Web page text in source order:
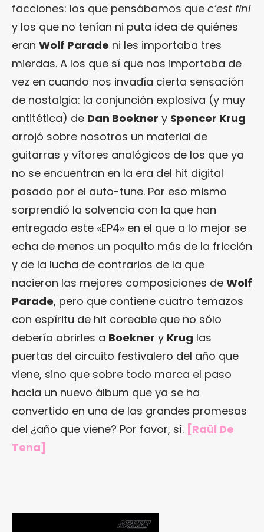
facciones: los que pensábamos que c’est fini
y los que no tenían ni puta idea de quiénes
eran Wolf Parade ni les importaba tres
mierdas. A los que sí que nos importaba de
vez en cuando nos invadía cierta sensación
de nostalgia: la conjunción explosiva (y muy
antitética) de Dan Boekner y Spencer Krug
arrojó sobre nosotros un material de
guitarras y vítores analógicos de los que ya
no se encuentran en la era del hit digital
pasado por el auto-tune. Por eso mismo
sorprendió la solvencia con la que han
entregado este «EP4» en el que a lo mejor se
echa de menos un poquito más de la fricción
y de la lucha de contrarios de la que
nacieron las mejores composiciones de Wolf
Parade, pero que contiene cuatro temazos
con espíritu de hit coreable que no sólo
debería abrirles a Boekner y Krug las
puertas del circuito festivalero del año que
viene, sino que sobre todo marca el paso
hacia un nuevo álbum que ya se ha
convertido en una de las grandes promesas
del ¿año que viene? Por favor, sí. [Raül De
Tena]